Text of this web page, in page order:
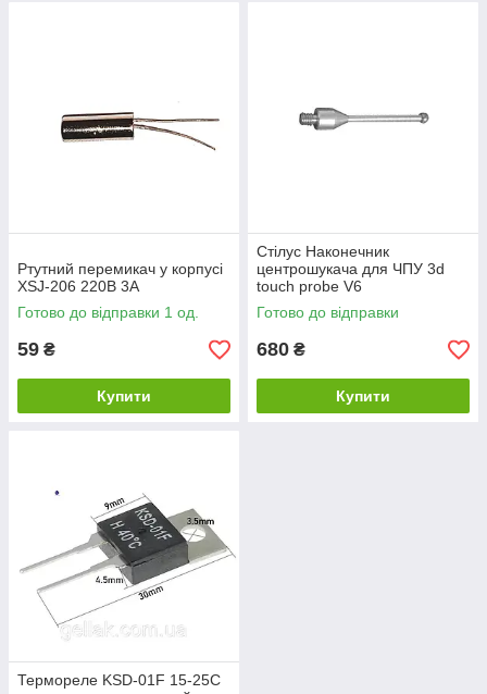
Ртутний перемикач у корпусі
XSJ-206 220В 3А
Готово до відправки 1 од.
59 ₴
Купити
Стілус Наконечник
центрошукача для ЧПУ 3d
touch probe V6
Готово до відправки
680 ₴
Купити
Термореле KSD-01F 15-25С